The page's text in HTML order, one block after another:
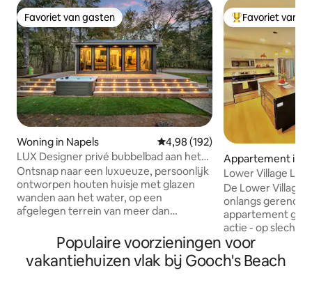
Favoriet van gasten
Favoriet van gasten
Woning in Napels Gemiddelde beoordeling van
4,98 (192)
LUX Designer privé bubbelbad aan het
water - Afgezonderd
Ontsnap naar een luxueuze, persoonlijk
ontworpen houten huisje met glazen
wanden aan het water, op een
afgelegen terrein van meer dan
Naples, Maine. De rivier slingert
eromheen en biedt totale privacy, jullie
eigen zandstrand, een steiger met
Topfavoriet van
Favoriet van
Appartement in
Lower Village
Dock Square
De Lower Village
onlangs
appartement
actie - op slechts
van Dock Square
Kennebunkport)
strand! Deze unit
Populaire voorzieningen voor
vakantiehuizen vlak bij Gooch's Beach